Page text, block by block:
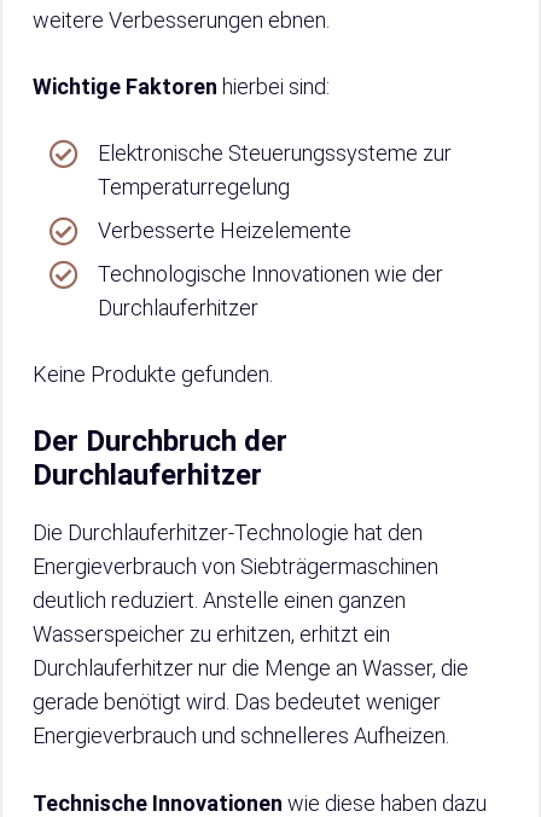
weitere Verbesserungen ebnen.
Wichtige Faktoren hierbei sind:
Elektronische Steuerungssysteme zur
Temperaturregelung
Verbesserte Heizelemente
Technologische Innovationen wie der
Durchlauferhitzer
Keine Produkte gefunden.
Der Durchbruch der
Durchlauferhitzer
Die Durchlauferhitzer-Technologie hat den
Energieverbrauch von Siebträgermaschinen
deutlich reduziert. Anstelle einen ganzen
Wasserspeicher zu erhitzen, erhitzt ein
Durchlauferhitzer nur die Menge an Wasser, die
gerade benötigt wird. Das bedeutet weniger
Energieverbrauch und schnelleres Aufheizen.
Technische Innovationen wie diese haben dazu